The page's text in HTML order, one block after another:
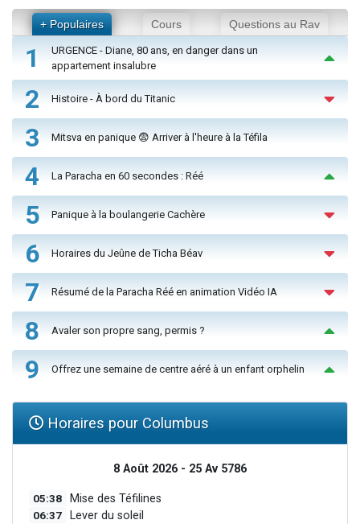
+ Populaires Cours Questions au Rav
1
URGENCE - Diane, 80 ans, en danger dans un
appartement insalubre
2 Histoire - À bord du Titanic
3 Mitsva en panique 😨 Arriver à l'heure à la Téfila
4 La Paracha en 60 secondes : Réé
5 Panique à la boulangerie Cachère
6 Horaires du Jeûne de Ticha Béav
7 Résumé de la Paracha Réé en animation Vidéo IA
8 Avaler son propre sang, permis ?
9 Offrez une semaine de centre aéré à un enfant orphelin
Horaires pour Columbus
8 Août 2026 - 25 Av 5786
05:38 Mise des Téfilines
06:37 Lever du soleil